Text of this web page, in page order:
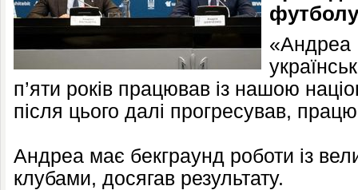
«Андреа
п’яти років працював із нашою
після цього далі прогресував,
Андреа має бекграунд роботи із
клубами, досягав результату.